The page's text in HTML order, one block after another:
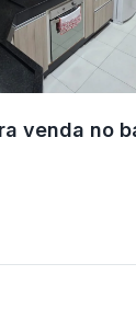
venda no